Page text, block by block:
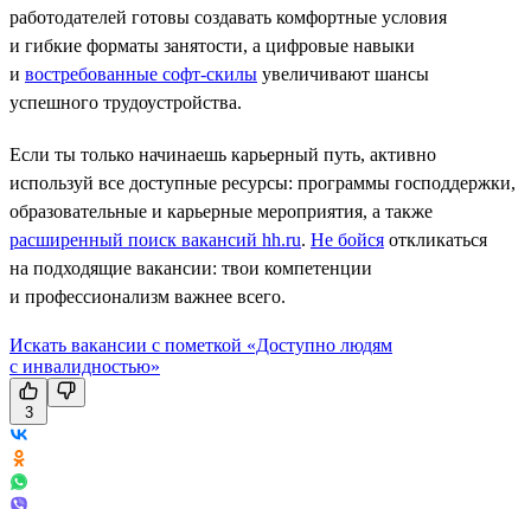
работодателей готовы создавать комфортные условия
и гибкие форматы занятости, а цифровые навыки
и востребованные софт-скилы увеличивают шансы
успешного трудоустройства.
Если ты только начинаешь карьерный путь, активно
используй все доступные ресурсы: программы господдержки,
образовательные и карьерные мероприятия, а также
расширенный поиск вакансий hh.ru. Не бойся откликаться
на подходящие вакансии: твои компетенции
и профессионализм важнее всего.
Искать вакансии с пометкой «Доступно людям
с инвалидностью»
3